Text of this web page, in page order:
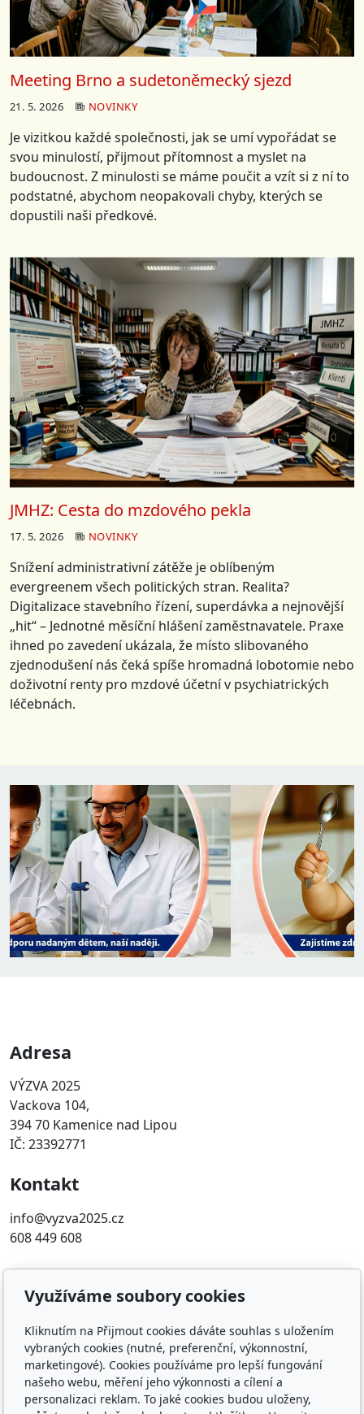
Meeting Brno a sudetoněmecký sjezd
21. 5. 2026 NOVINKY
Je vizitkou každé společnosti, jak se umí vypořádat se
svou minulostí, přijmout přítomnost a myslet na
budoucnost. Z minulosti se máme poučit a vzít si z ní to
podstatné, abychom neopakovali chyby, kterých se
dopustili naši předkové.
JMHZ: Cesta do mzdového pekla
17. 5. 2026 NOVINKY
Snížení administrativní zátěže je oblíbeným
evergreenem všech politických stran. Realita?
Digitalizace stavebního řízení, superdávka a nejnovější
„hit“ – Jednotné měsíční hlášení zaměstnavatele. Praxe
ihned po zavedení ukázala, že místo slibovaného
zjednodušení nás čeká spíše hromadná lobotomie nebo
doživotní renty pro mzdové účetní v psychiatrických
léčebnách.
Předchozí Další
Adresa
VÝZVA 2025
Vackova 104,
394 70 Kamenice nad Lipou
IČ: 23392771
Kontakt
info@vyzva2025.cz
608 449 608
Oblíbené odkazy
Transparentní účet
Informace o financování voleb 2025
Auditovaná Výroční zpráva za rok 2025
Sledujte nás
Využíváme soubory cookies
Kliknutím na Přijmout cookies dáváte souhlas s uložením
vybraných cookies (nutné, preferenční, výkonnostní,
marketingové). Cookies používáme pro lepší fungování
našeho webu, měření jeho výkonnosti a cílení a
personalizaci reklam. To jaké cookies budou uloženy,